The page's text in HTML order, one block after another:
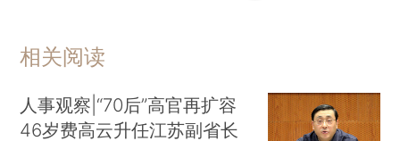
相关阅读
人事观察|“70后”高官再扩容
46岁费高云升任江苏副省长